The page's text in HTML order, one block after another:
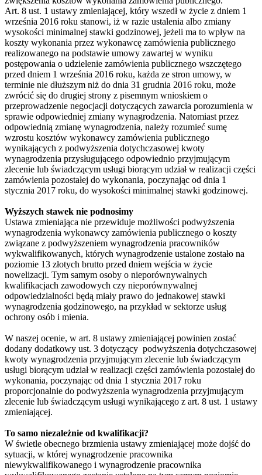
Art. 8 ust. 1 ustawy zmieniającej, który wszedł w życie z dniem 1
września 2016 roku stanowi, iż w razie ustalenia albo zmiany
wysokości minimalnej stawki godzinowej, jeżeli ma to wpływ na
koszty wykonania przez wykonawcę zamówienia publicznego
realizowanego na podstawie umowy zawartej w wyniku
postępowania o udzielenie zamówienia publicznego wszczętego
przed dniem 1 września 2016 roku, każda ze stron umowy, w
terminie nie dłuższym niż do dnia 31 grudnia 2016 roku, może
zwrócić się do drugiej strony z pisemnym wnioskiem o
przeprowadzenie negocjacji dotyczących zawarcia porozumienia w
sprawie odpowiedniej zmiany wynagrodzenia. Natomiast przez
odpowiednią zmianę wynagrodzenia, należy rozumieć sumę
wzrostu kosztów wykonawcy zamówienia publicznego
wynikających z podwyższenia dotychczasowej kwoty
wynagrodzenia przysługującego odpowiednio przyjmującym
zlecenie lub świadczącym usługi biorącym udział w realizacji części
zamówienia pozostałej do wykonania, poczynając od dnia 1
stycznia 2017 roku, do wysokości minimalnej stawki godzinowej.
Wyższych stawek nie podnosimy
Ustawa zmieniająca nie przewiduje możliwości podwyższenia
wynagrodzenia wykonawcy zamówienia publicznego o koszty
związane z podwyższeniem wynagrodzenia pracowników
wykwalifikowanych, których wynagrodzenie ustalone zostało na
poziomie 13 złotych brutto przed dniem wejścia w życie
nowelizacji. Tym samym osoby o nieporównywalnych
kwalifikacjach zawodowych czy nieporównywalnej
odpowiedzialności będą miały prawo do jednakowej stawki
wynagrodzenia godzinowego, na przykład w sektorze usług
ochrony osób i mienia.
W naszej ocenie, w art. 8 ustawy zmieniającej powinien zostać
dodany dodatkowy ust. 3 dotyczący podwyższenia dotychczasowej
kwoty wynagrodzenia przyjmującym zlecenie lub świadczącym
usługi biorącym udział w realizacji części zamówienia pozostałej do
wykonania, poczynając od dnia 1 stycznia 2017 roku
proporcjonalnie do podwyższenia wynagrodzenia przyjmującym
zlecenie lub świadczącym usługi wynikającego z art. 8 ust. 1 ustawy
zmieniającej.
To samo niezależnie od kwalifikacji?
W świetle obecnego brzmienia ustawy zmieniającej może dojść do
sytuacji, w której wynagrodzenie pracownika
niewykwalifikowanego i wynagrodzenie pracownika